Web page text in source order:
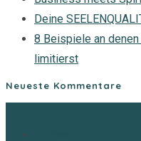
Deine
8 Beispiele an
limitierst
Neueste Kommentare